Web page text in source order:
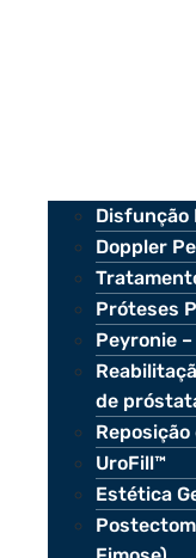
Disfunção
Doppler
Próteses
Peyronie
de
UroFill™
Estética